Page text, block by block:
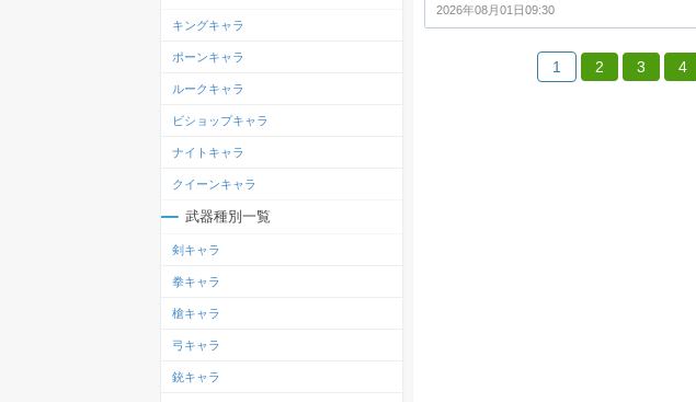
2026年08月01日09:30
1 2 3 4
キングキャラ
ポーンキャラ
ルークキャラ
ビショップキャラ
ナイトキャラ
クイーンキャラ
武器種別一覧
剣キャラ
拳キャラ
槍キャラ
弓キャラ
銃キャラ